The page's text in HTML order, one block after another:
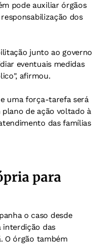
pode auxiliar órgãos
dos
junto ao governo
eventuais medidas
afirmou.
uma força-tarefa será
de ação voltado à
das famílias
para
o caso desde
interdição das
O órgão também